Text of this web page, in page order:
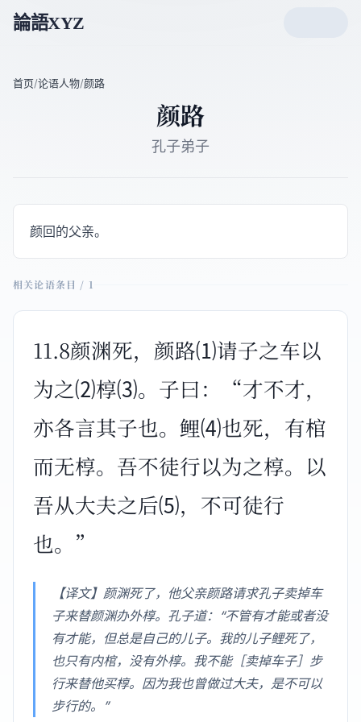
論語XYZ
首页/论语人物/颜路
颜路
孔子弟子
颜回的父亲。
相关论语条目 / 1
11.8颜渊死，颜路⑴请子之车以
为之⑵椁⑶。子曰：“才不才，
亦各言其子也。鲤⑷也死，有棺
而无椁。吾不徒行以为之椁。以
吾从大夫之后⑸，不可徒行
也。”
【译文】颜渊死了，他父亲颜路请求孔子卖掉车
子来替颜渊办外椁。孔子道：“不管有才能或者没
有才能，但总是自己的儿子。我的儿子鲤死了，
也只有内棺，没有外椁。我不能［卖掉车子］步
行来替他买椁。因为我也曾做过大夫，是不可以
步行的。”